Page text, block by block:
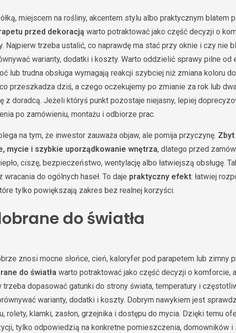
miejscem na rośliny, akcentem stylu albo praktycznym blatem
przed dekoracją warto potraktować jako część decyzji o
Najpierw trzeba ustalić, co naprawdę ma stać przy oknie i czy nie
warianty, dodatki i koszty. Warto oddzielić sprawy pilne od
lub trudna obsługa wymagają reakcji szybciej niż zmiana koloru
przeszkadza dziś, a czego oczekujemy po zmianie za rok lub
z doradcą. Jeżeli któryś punkt pozostaje niejasny, lepiej
po zamówieniu, montażu i odbiorze prac.
na tym, że inwestor zauważa objaw, ale pomija przyczynę.
mycie i szybkie uporządkowanie wnętrza, dlatego przed
ciszę, bezpieczeństwo, wentylację albo łatwiejszą obsługę.
do ogólnych haseł. To daje praktyczny efekt: łatwiej
tylko powiększają zakres bez realnej korzyści.
do światła
znosi mocne słońce, cień, kaloryfer pod parapetem lub zimny
do światła warto potraktować jako część decyzji o komforcie,
trzeba dopasować gatunki do strony świata, temperatury i
warianty, dodatki i koszty. Dobrym nawykiem jest
rolety, klamki, zasłon, grzejnika i dostępu do mycia. Dzięki temu
tylko odpowiedzią na konkretne pomieszczenia, domowników